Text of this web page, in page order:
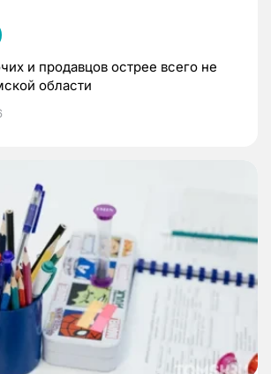
и продавцов острее всего не
области